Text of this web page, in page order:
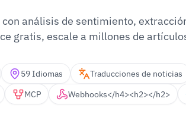
análisis de sentimiento,
gratis, escale a millones de
59 Idiomas
Traducciones de noticias
MCP Webhooks</h4><h2></h2>